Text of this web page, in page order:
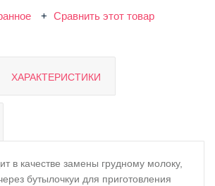
Сравнить этот товар
ХАРАКТЕРИСТИКИ
в качестве замены грудному молоку,
бутылочкуи для приготовления